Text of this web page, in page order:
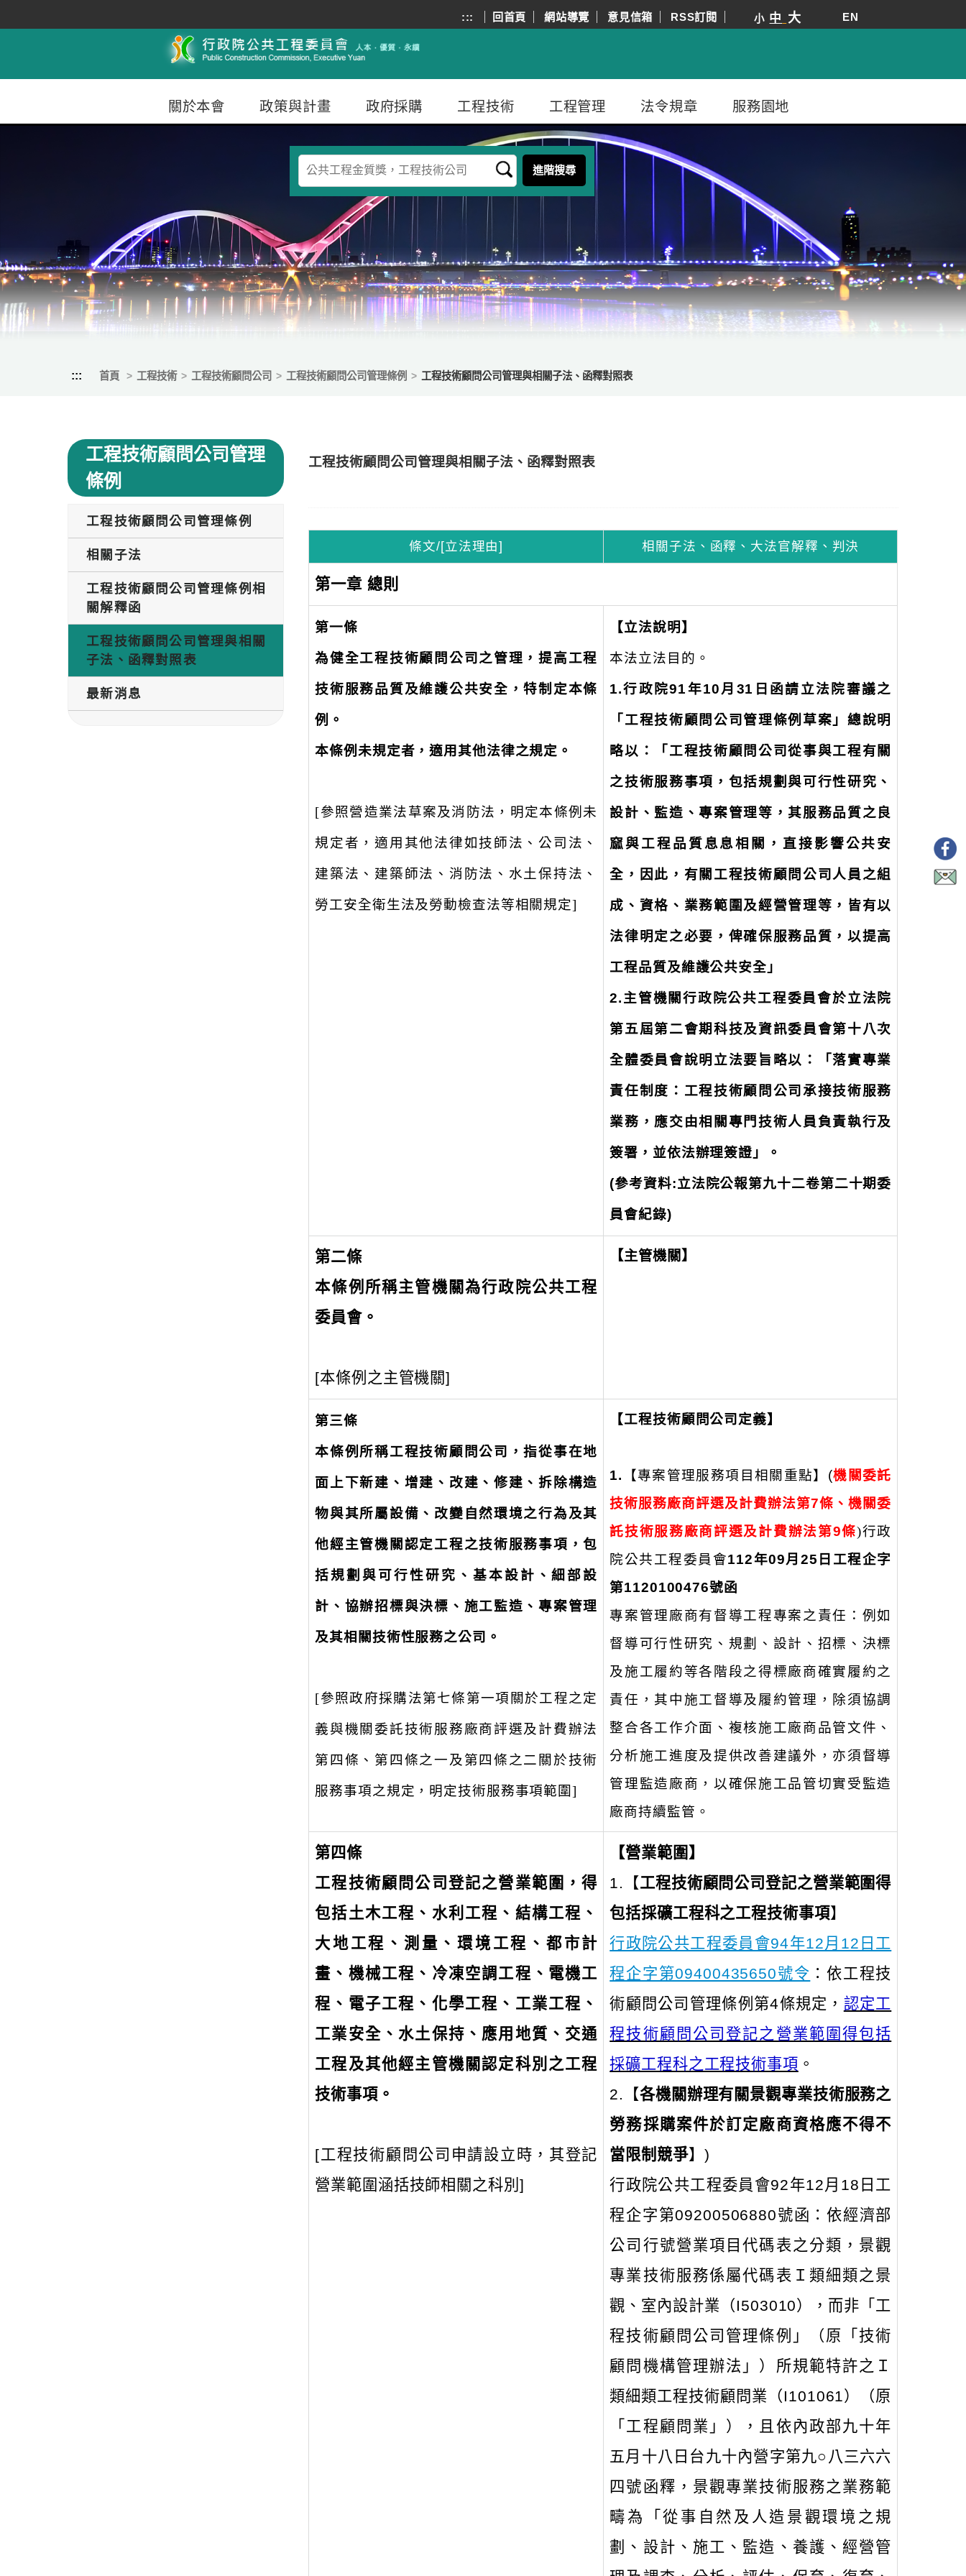
行政院公共工程委員會 ::: 回首頁 網站導覽 意見信箱 RSS訂閱 小 中 大 EN
關於本會 政策與計畫 政府採購 工程技術 工程管理 法令規章 服務園地
查
條
進階搜尋
::: 首頁 工程技術 工程技術顧問公司 工程技術顧問公司管理條例 工程技術顧問公司管理與相關子法、函釋對照表
工程技術顧問公司管理
條例
工程技術顧問公司管理條例
相關子法
工程技術顧問公司管理條例相
關解釋函
工程技術顧問公司管理與相關
子法、函釋對照表
最新消息
工程技術顧問公司管理與相關子法、函釋對照表
條文/[立法理由] 相關子法、函釋、大法官解釋、判決
第一章 總則
第一條
為健全工程技術顧問公司之管理，提高工程
技術服務品質及維護公共安全，特制定本條
例。
本條例未規定者，適用其他法律之規定。
[參照營造業法草案及消防法，明定本條例未
規定者，適用其他法律如技師法、公司法、
建築法、建築師法、消防法、水土保持法、
勞工安全衛生法及勞動檢查法等相關規定]
【立法說明】
本法立法目的。
1.行政院91年10月 31 日函請立法院審議之
「工程技術顧問公司管理條例草案」總說明
略以：「工程技術顧問公司從事與工程有關
之技術服務事項，包括規劃與可行性研究、
設計、監造、專案管理等，其服務品質之良
窳與工程品質息息相關，直接影響公共安
全，因此，有關工程技術顧問公司人員之組
成、資格、業務範圍及經營管理等，皆有以
法律明定之必要，俾確保服務品質，以提高
工程品質及維護公共安全」
2.主管機關行政院公共工程委員會於立法院
第五屆第二會期科技及資訊委員會第十八次
全體委員會說明立法要旨略以：「落實專業
責任制度：工程技術顧問公司承接技術服務
業務，應交由相關專門技術人員負責執行及
簽署，並依法辦理簽證」。
(參考資料:立法院公報第九十二卷第二十期委
員會紀錄)
第二條
本條例所稱主管機關為行政院公共工程
委員會。
[本條例之主管機關]
【主管機關】
第三條
本條例所稱工程技術顧問公司，指從事在地
面上下新建、增建、改建、修建、拆除構造
物與其所屬設備、改變自然環境之行為及其
他經主管機關認定工程之技術服務事項，包
括規劃與可行性研究、基本設計、細部設
計、協辦招標與決標、施工監造、專案管理
及其相關技術性服務之公司。
[參照政府採購法第七條第一項關於工程之定
義與機關委託技術服務廠商評選及計費辦法
第四條、第四條之一及第四條之二關於技術
服務事項之規定，明定技術服務事項範圍]
【工程技術顧問公司定義】
1. 【專案管理服務項目相關重點】(機關委託
技術服務廠商評選及計費辦法第7條、機關委
託技術服務廠商評選及計費辦法第9條)行政
院公共工程委員會112年09月25日 工程企字
第1120100476號函
專案管理廠商有督導工程專案之責任：例如
督導可行性研究、規劃、設計、招標、決標
及施工履約等各階段之得標廠商確實履約之
責任，其中施工督導及履約管理，除須協調
整合各工作介面、複核施工廠商品管文件、
分析施工進度及提供改善建議外，亦須督導
管理監造廠商，以確保施工品管切實受監造
廠商持續監管。
第四條
工程技術顧問公司登記之營業範圍，得
包括土木工程、水利工程、結構工程、
大地工程、測量、環境工程、都市計
畫、機械工程、冷凍空調工程、電機工
程、電子工程、化學工程、工業工程、
工業安全、水土保持、應用地質、交通
工程及其他經主管機關認定科別之工程
技術事項。
[工程技術顧問公司申請設立時，其登記
營業範圍涵括技師相關之科別]
【營業範圍】
1.【工程技術顧問公司登記之營業範圍得
包括採礦工程科之工程技術事項】
行政院公共工程委員會94年12月12日工
程企字第09400435650號令 ：依工程技
術顧問公司管理條例第4條規定， 認定工
程技術顧問公司登記之營業範圍得包括
採礦工程科之工程技術事項 。
2.【各機關辦理有關景觀專業技術服務之
勞務採購案件於訂定廠商資格應不得不
當限制競爭】)
行政院公共工程委員會92年12月18日工
程企字第09200506880號函：依經濟部
公司行號營業項目代碼表之分類，景觀
專業技術服務係屬代碼表Ｉ類細類之景
觀、室內設計業（I503010），而非「工
程技術顧問公司管理條例」（原「技術
顧問機構管理辦法」）所規範特許之Ｉ
類細類工程技術顧問業（I101061）（原
「工程顧問業」），且依內政部九十年
五月十八日台九十內營字第九○八三六六
四號函釋，景觀專業技術服務之業務範
疇為「從事自然及人造景觀環境之規
劃、設計、施工、監造、養護、經營管